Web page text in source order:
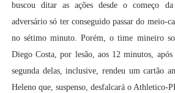
buscou ditar as ações desde o começo
adversário só ter conseguido passar do meio-
no sétimo minuto. Porém, o time mineiro
Diego Costa, por lesão, aos 12 minutos, após
segunda delas, inclusive, rendeu um cartão
Heleno que, suspenso, desfalcará o Athletico-